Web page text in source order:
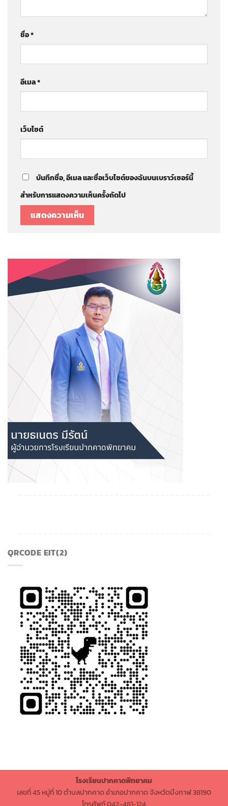
ชื่อ*
อีเมล*
เว็บไซต์
บันทึกชื่อ, อีเมล และชื่อเว็บไซต์ของฉันบนเบราว์เซอร์นี้
สำหรับการแสดงความเห็นครั้งถัดไป
QRCODE EIT(2)
โรงเรียนปากคาดพิทยาคม
เลขที่ 45 หมู่ที่ 10 ตำบลปากคาด อำเภอปากคาด จังหวัดบึงกาฬ 38190